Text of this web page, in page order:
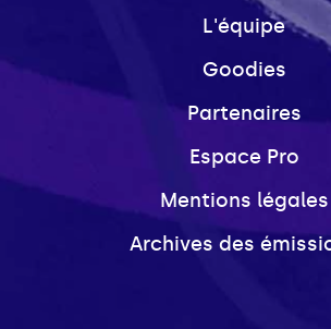
L'équipe
Goodies
Partenaires
Espace Pro
Mentions légales
Archives des